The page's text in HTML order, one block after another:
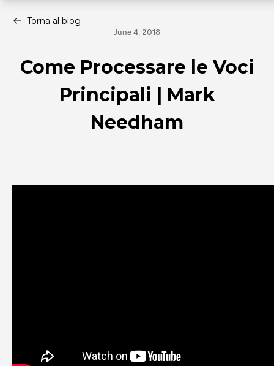
Torna al blog
June 4, 2018
Come Processare le Voci
Principali | Mark
Needham